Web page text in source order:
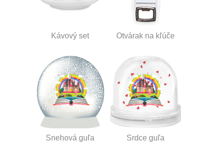
Kávový set Otvárak na kľúče
Snehová guľa Srdce guľa